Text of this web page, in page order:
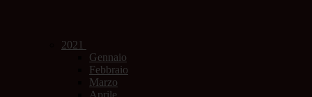
2021
Gennaio
Febbraio
Marzo